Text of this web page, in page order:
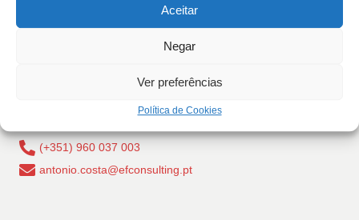
Aceitar
Negar
Ver preferências
Política de Cookies
t
Rua Dr Carlos Pires Felgueiras, 206 - 1, 4470-157 Cidade
(+351) 960 037 003
antonio.costa@efconsulting.pt